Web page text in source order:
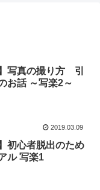
写真の撮り方 引
お話 ～写楽2～
2019.03.09
初心者脱出のため
ル 写楽1